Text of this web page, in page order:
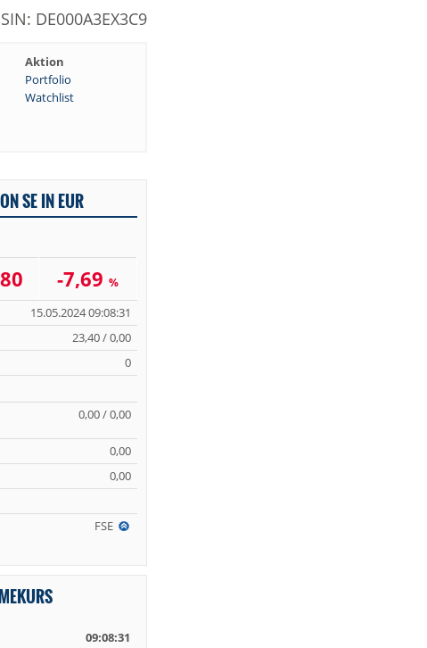
DE000A3EX3C9
Aktion
Portfolio
Watchlist
SE IN EUR
-7,69 %
15.05.2024 09:08:31
23,40 / 0,00
0
0,00 / 0,00
0,00
0,00
FSE
09:08:31